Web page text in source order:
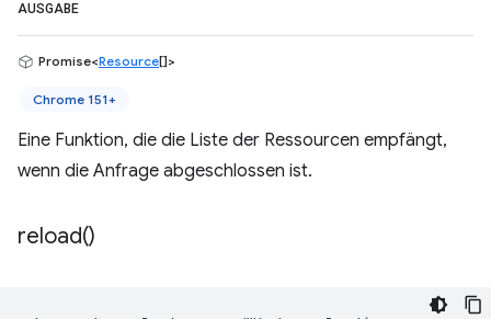
AUSGABE
Promise<Resource[]>
Chrome 151+
Eine Funktion, die die Liste der Ressourcen empfängt,
wenn die Anfrage abgeschlossen ist.
reload()